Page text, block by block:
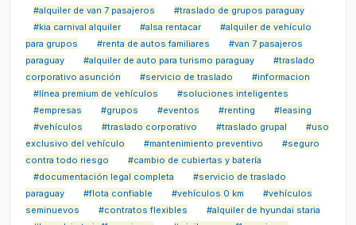
#alquiler de van 7 pasajeros
#traslado de grupos paraguay
#kia carnival alquiler
#alsa rentacar
#alquiler de vehículo
para grupos
#renta de autos familiares
#van 7 pasajeros
paraguay
#alquiler de auto para turismo paraguay
#traslado
corporativo asunción
#servicio de traslado
#informacion
#línea premium de vehículos
#soluciones inteligentes
#empresas
#grupos #eventos #renting
#leasing
#vehículos
#traslado corporativo #traslado grupal
#uso
exclusivo del vehículo
#mantenimiento preventivo
#seguro
contra todo riesgo
#cambio de cubiertas y batería
#documentación legal completa
#servicio de traslado
paraguay
#flota confiable #vehículos 0 km
#vehículos
seminuevos
#contratos flexibles
#alquiler de hyundai staria